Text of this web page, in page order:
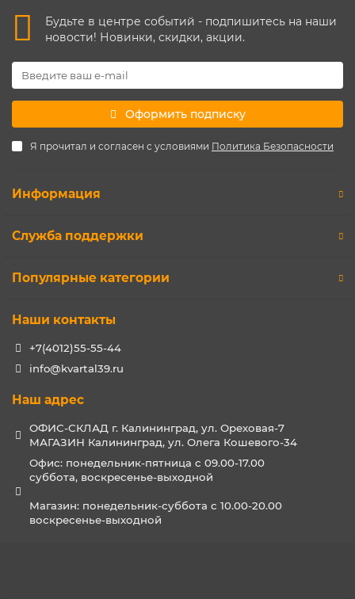
Будьте в центре событий - подпишитесь на наши
новости! Новинки, скидки, акции.
Оформить подписку
Я прочитал и согласен с условиями Политика Безопасности
Информация
Служба поддержки
Популярные категории
Наши контакты
+7(4012)55-55-44
info@kvartal39.ru
Наш адрес
ОФИС-СКЛАД г. Калининград, ул. Ореховая-7
МАГАЗИН Калининград, ул. Олега Кошевого-34
Офис: понедельник-пятница с 09.00-17.00
суббота, воскресенье-выходной
Магазин: понедельник-суббота с 10.00-20.00
воскресенье-выходной